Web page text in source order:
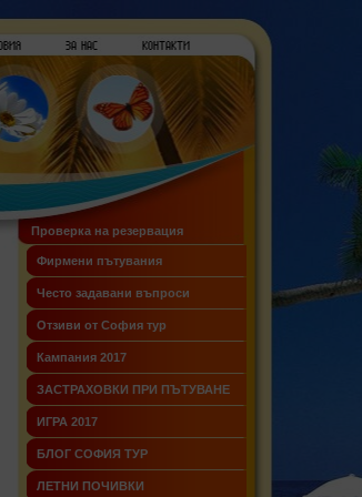
Проверка на резервация
Фирмени пътувания
Често задавани въпроси
Отзиви от София тур
Кампания 2017
ЗАСТРАХОВКИ ПРИ ПЪТУВАНЕ
ИГРА 2017
БЛОГ СОФИЯ ТУР
ЛЕТНИ ПОЧИВКИ